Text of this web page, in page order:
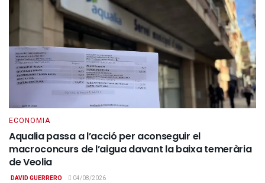
ECONOMIA
Aqualia passa a l’acció per aconseguir el
macroconcurs de l’aigua davant la baixa temerària
de Veolia
DAVID GUERRERO 04/08/2026